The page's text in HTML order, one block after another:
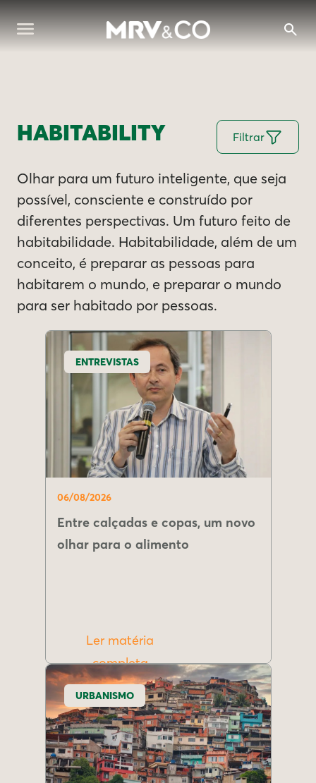
HABITABILITY Filtrar
Olhar para um futuro inteligente, que seja
possível, consciente e construído por
diferentes perspectivas. Um futuro feito de
habitabilidade. Habitabilidade, além de um
conceito, é preparar as pessoas para
habitarem o mundo, e preparar o mundo
para ser habitado por pessoas.
ENTREVISTAS
06/08/2026
Entre calçadas e copas, um novo
olhar para o alimento
Ler matéria
completa
URBANISMO